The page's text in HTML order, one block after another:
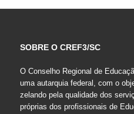
SOBRE O CREF3/SC
O Conselho Regional de
uma autarquia federal, com o
zelando pela qualidade dos
próprias dos profissionais de